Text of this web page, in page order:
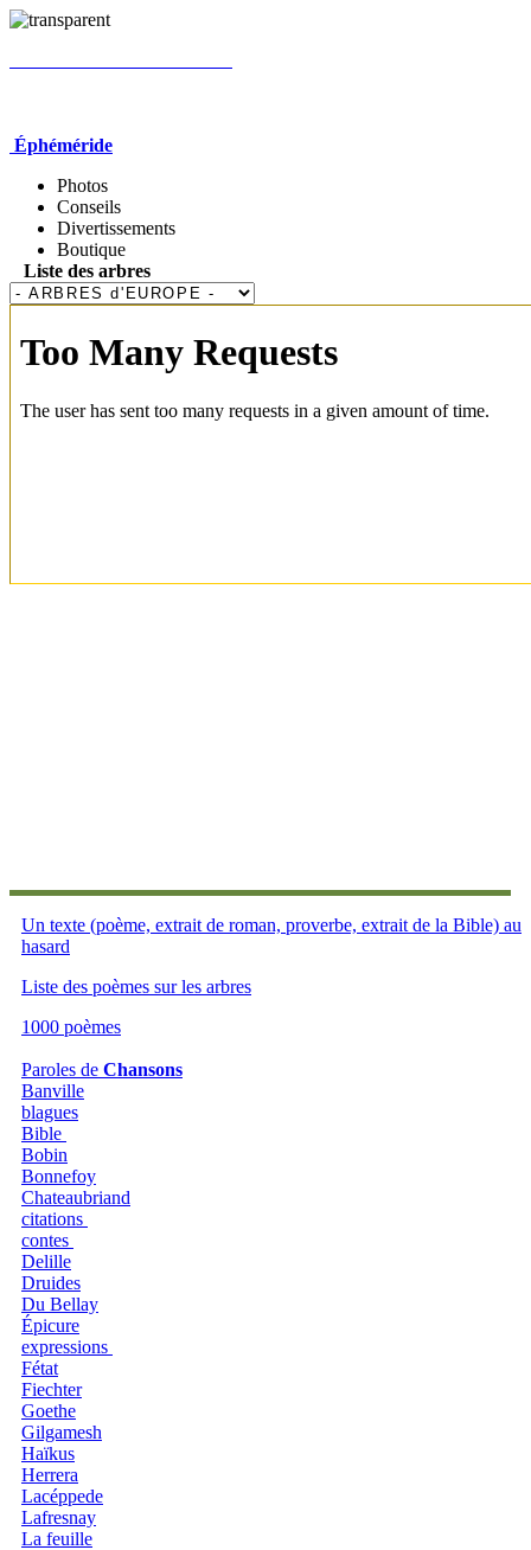
Éphéméride
Photos
Conseils
Divertissements
Boutique
Liste des arbres
Un texte (poème, extrait de roman, proverbe, extrait de la Bible) au
hasard
Liste des poèmes sur les arbres
1000 poèmes
Paroles de Chansons
Banville
blagues
Bible
Bobin
Bonnefoy
Chateaubriand
citations
contes
Delille
Druides
Du Bellay
Épicure
expressions
Fétat
Fiechter
Goethe
Gilgamesh
Haïkus
Herrera
Lacéppede
Lafresnay
La feuille